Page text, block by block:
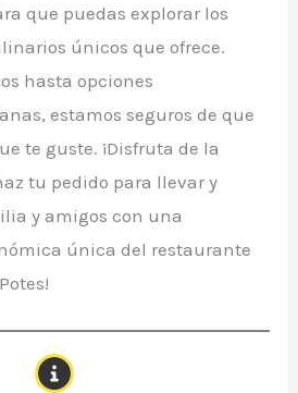
que puedas explorar los
únicos que ofrece.
hasta opciones
estamos seguros de que
te guste. ¡Disfruta de la
tu pedido para llevar y
y amigos con una
única del restaurante